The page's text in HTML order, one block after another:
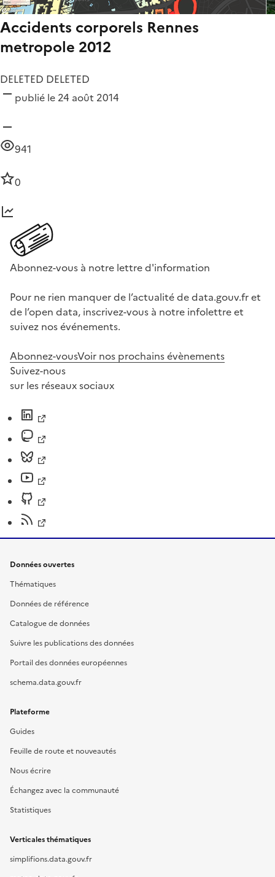
Accidents corporels Rennes
metropole 2012
DELETED DELETED
publié le 24 août 2014
941
0
Abonnez-vous à notre lettre d'information
Pour ne rien manquer de l’actualité de data.gouv.fr et
de l’open data, inscrivez-vous à notre infolettre et
suivez nos événements.
Abonnez-vousVoir nos prochains évènements
Suivez-nous
sur les réseaux sociaux
Données ouvertes
Thématiques
Données de référence
Catalogue de données
Suivre les publications des données
Portail des données européennes
schema.data.gouv.fr
Plateforme
Guides
Feuille de route et nouveautés
Nous écrire
Échangez avec la communauté
Statistiques
Verticales thématiques
simplifions.data.gouv.fr